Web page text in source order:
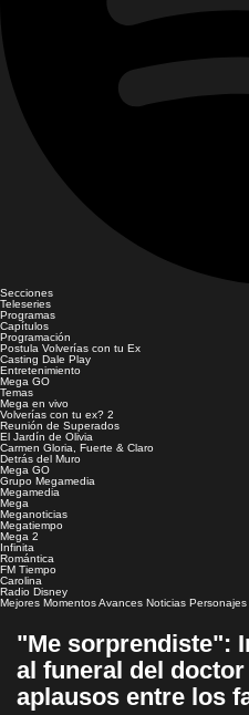
Secciones
Teleseries
Programas
Capítulos
Programación
Postula Volverías con tu Ex
Casting Dale Play
Entretenimiento
Mega GO
Temas
Mega en vivo
Volverías con tu ex? 2
Reunión de Superados
El Jardín de Olivia
Carmen Gloria, Fuerte & Claro
Detrás del Muro
Mega GO
Grupo Megamedia
Megamedia
Mega
Meganoticias
Megatiempo
Mega 2
Infinita
Romántica
FM Tiempo
Carolina
Radio Disney
Mejores MomentosAvances Noticias Personajes
"Me sorprendiste":
al funeral del
aplausos entre los